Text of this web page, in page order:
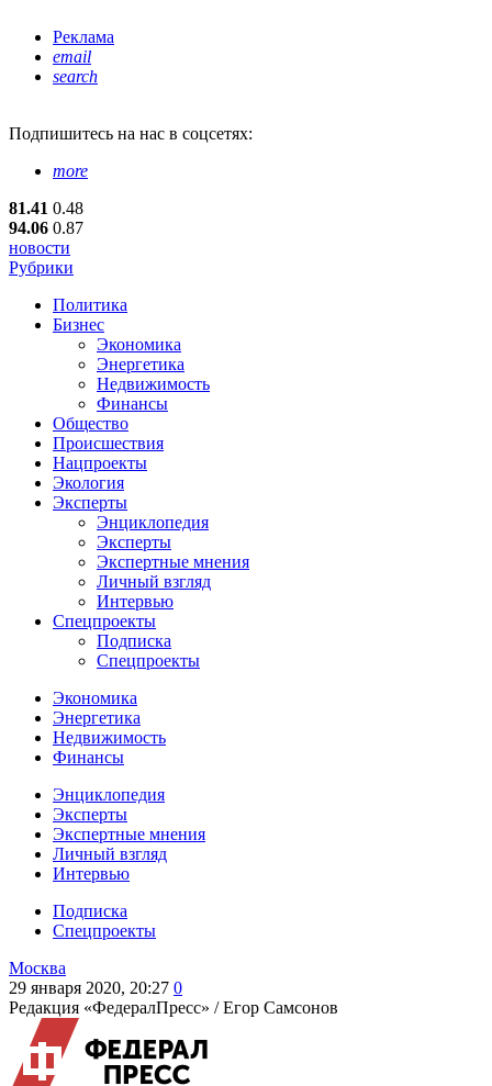
Реклама
email
search
Подпишитесь на нас в соцсетях:
more
81.41 0.48
94.06 0.87
новости
Рубрики
Политика
Бизнес
Экономика
Энергетика
Недвижимость
Финансы
Общество
Происшествия
Нацпроекты
Экология
Эксперты
Энциклопедия
Эксперты
Экспертные мнения
Личный взгляд
Интервью
Спецпроекты
Подписка
Спецпроекты
Экономика
Энергетика
Недвижимость
Финансы
Энциклопедия
Эксперты
Экспертные мнения
Личный взгляд
Интервью
Подписка
Спецпроекты
Москва
29 января 2020, 20:27 0
Редакция «ФедералПресс» /Егор Самсонов